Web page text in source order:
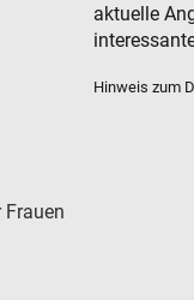
aktuelle
Hinweis zum
Frauen